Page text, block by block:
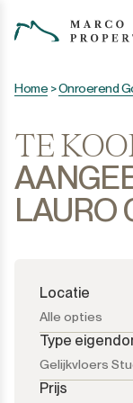
Home >Onroerend
TE
LAURO
Locatie
Alle opties
Alle opties
Type
Gelijkvloers
Alle opties
Prijs